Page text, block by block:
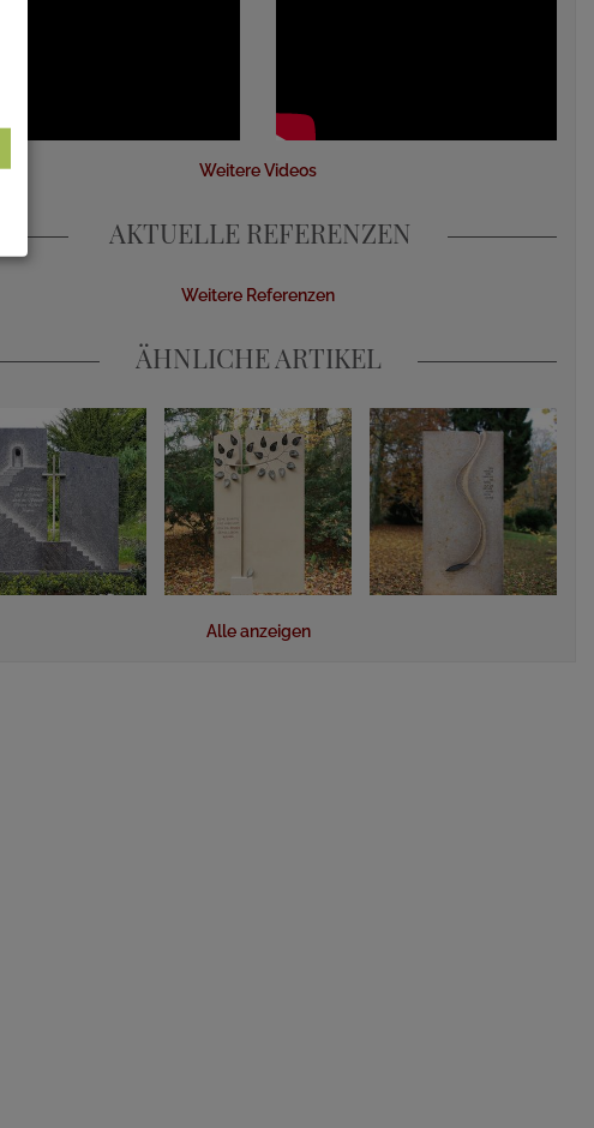
Weitere Videos
AKTUELLE REFERENZEN
Weitere Referenzen
ÄHNLICHE ARTIKEL
Alle anzeigen